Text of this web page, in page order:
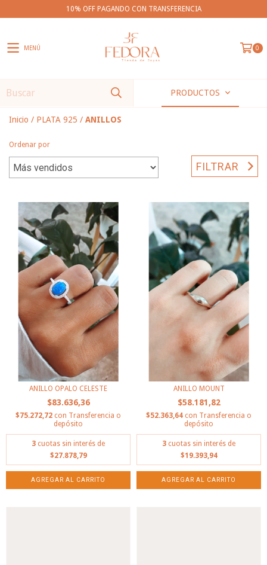
10% OFF PAGANDO CON TRANSFERENCIA
MENÚ 0
PRODUCTOS
Inicio / PLATA 925 / ANILLOS
Ordenar por
FILTRAR
ANILLO OPALO CELESTE
$83.636,36
$75.272,72 con Transferencia o
depósito
3 cuotas sin interés de
$27.878,79
ANILLO MOUNT
$58.181,82
$52.363,64 con Transferencia o
depósito
3 cuotas sin interés de
$19.393,94